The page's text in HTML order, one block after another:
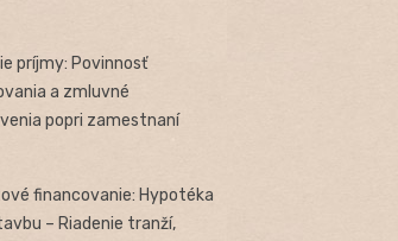
príjmy: Povinnosť
a zmluvné
popri zamestnaní
financovanie: Hypotéka
– Riadenie tranží,